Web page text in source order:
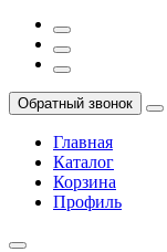
Обратный звонок
Главная
Каталог
Корзина
Профиль